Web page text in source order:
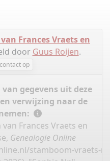
Frances Vraets en
door Guus Roijen.
op
gegevens uit deze
verwijzing naar de
Frances Vraets en
Genealogie Online
stamboom-vraets-